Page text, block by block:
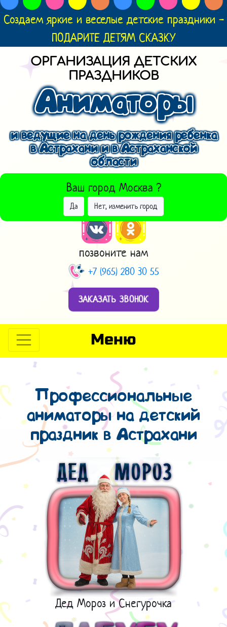
Создаем яркие и веселые детские праздники -
ПОДАРИТЕ ДЕТЯМ СКАЗКУ
ОРГАНИЗАЦИЯ ДЕТСКИХ
ПРАЗДНИКОВ
Аниматоры
и ведущие на день рождения ребенка
в Астрахани и в Астраханской
области
Ваш город Москва ?
Да Нет, изменить город
ВЫБРАТЬ ДРУГОЙ ГОРОД
позвоните нам
+7 (965) 280 30 55
ЗАКАЗАТЬ ЗВОНОК
Меню
Профессиональные
аниматоры на детский
праздник в Астрахани
Дед Мороз и Снегурочка